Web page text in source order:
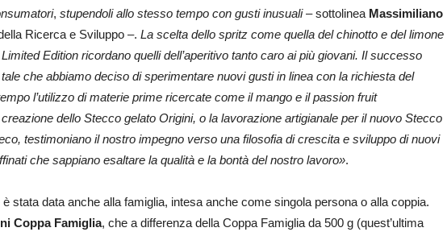
, stupendoli allo stesso tempo con gusti inusuali– sottolinea Massimiliano
Ricerca e Sviluppo –. La scelta dello spritz come quella del chinotto e del limone
Edition ricordano quelli dell’aperitivo tanto caro ai più giovani. Il successo
che abbiamo deciso di sperimentare nuovi gusti in linea con la richiesta del
l’utilizzo di materie prime ricercate come il mango e il passion fruit
dello Stecco gelato Origini, o la lavorazione artigianale per il nuovo Stecco
testimoniano il nostro impegno verso una filosofia di crescita e sviluppo di nuovi
che sappiano esaltare la qualità e la bontà del nostro lavoro».
stata data anche alla famiglia, intesa anche come singola persona o alla coppia.
Coppa Famiglia, che a differenza della Coppa Famiglia da 500 g (quest’ultima